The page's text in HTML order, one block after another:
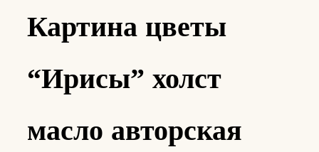
Картина цветы
“Ирисы” холст
масло авторская